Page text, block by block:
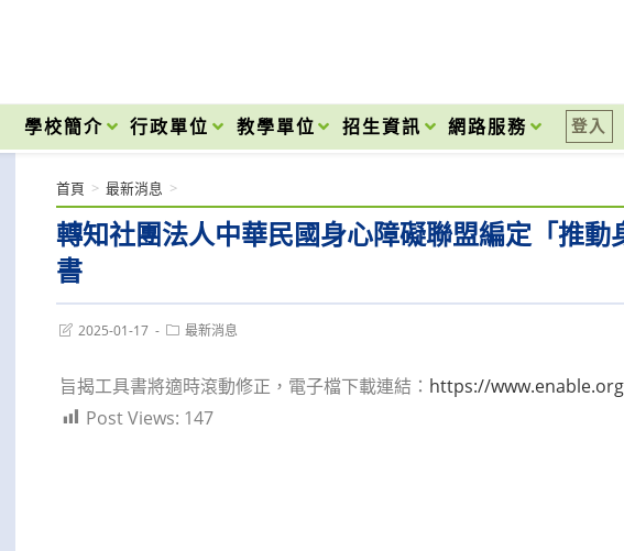
學校簡介 行政單位 教學單位 招生資訊 網路服務 登入
轉知社團法人中華民國身心障礙聯盟編定「推
書
首頁 > 最新消息 >
Post2025-01-17
Post最新消息
旨揭工具書將適時滾動修正，電子檔下載連結： https://
Post Views: 147